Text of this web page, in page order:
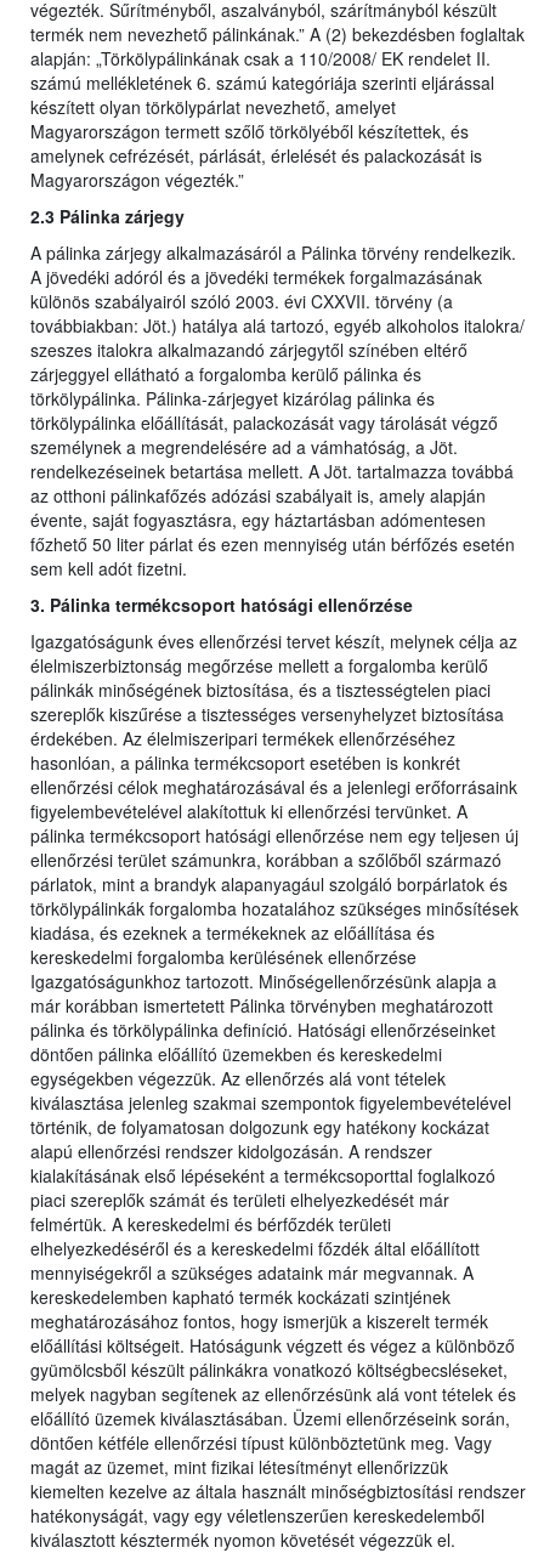
végezték. Sűrítményből, aszalványból, szárítmányból készült
termék nem nevezhető pálinkának.” A (2) bekezdésben foglaltak
alapján: „Törkölypálinkának csak a 110/2008/ EK rendelet II.
számú mellékletének 6. számú kategóriája szerinti eljárással
készített olyan törkölypárlat nevezhető, amelyet
Magyarországon termett szőlő törkölyéből készítettek, és
amelynek cefrézését, párlását, érlelését és palackozását is
Magyarországon végezték.”
2.3 Pálinka zárjegy
A pálinka zárjegy alkalmazásáról a Pálinka törvény rendelkezik.
A jövedéki adóról és a jövedéki termékek forgalmazásának
különös szabályairól szóló 2003. évi CXXVII. törvény (a
továbbiakban: Jöt.) hatálya alá tartozó, egyéb alkoholos italokra/
szeszes italokra alkalmazandó zárjegytől színében eltérő
zárjeggyel ellátható a forgalomba kerülő pálinka és
törkölypálinka. Pálinka-zárjegyet kizárólag pálinka és
törkölypálinka előállítását, palackozását vagy tárolását végző
személynek a megrendelésére ad a vámhatóság, a Jöt.
rendelkezéseinek betartása mellett. A Jöt. tartalmazza továbbá
az otthoni pálinkafőzés adózási szabályait is, amely alapján
évente, saját fogyasztásra, egy háztartásban adómentesen
főzhető 50 liter párlat és ezen mennyiség után bérfőzés esetén
sem kell adót fizetni.
3. Pálinka termékcsoport hatósági ellenőrzése
Igazgatóságunk éves ellenőrzési tervet készít, melynek célja az
élelmiszerbiztonság megőrzése mellett a forgalomba kerülő
pálinkák minőségének biztosítása, és a tisztességtelen piaci
szereplők kiszűrése a tisztességes versenyhelyzet biztosítása
érdekében. Az élelmiszeripari termékek ellenőrzéséhez
hasonlóan, a pálinka termékcsoport esetében is konkrét
ellenőrzési célok meghatározásával és a jelenlegi erőforrásaink
figyelembevételével alakítottuk ki ellenőrzési tervünket. A
pálinka termékcsoport hatósági ellenőrzése nem egy teljesen új
ellenőrzési terület számunkra, korábban a szőlőből származó
párlatok, mint a brandyk alapanyagául szolgáló borpárlatok és
törkölypálinkák forgalomba hozatalához szükséges minősítések
kiadása, és ezeknek a termékeknek az előállítása és
kereskedelmi forgalomba kerülésének ellenőrzése
Igazgatóságunkhoz tartozott. Minőségellenőrzésünk alapja a
már korábban ismertetett Pálinka törvényben meghatározott
pálinka és törkölypálinka definíció. Hatósági ellenőrzéseinket
döntően pálinka előállító üzemekben és kereskedelmi
egységekben végezzük. Az ellenőrzés alá vont tételek
kiválasztása jelenleg szakmai szempontok figyelembevételével
történik, de folyamatosan dolgozunk egy hatékony kockázat
alapú ellenőrzési rendszer kidolgozásán. A rendszer
kialakításának első lépéseként a termékcsoporttal foglalkozó
piaci szereplők számát és területi elhelyezkedését már
felmértük. A kereskedelmi és bérfőzdék területi
elhelyezkedéséről és a kereskedelmi főzdék által előállított
mennyiségekről a szükséges adataink már megvannak. A
kereskedelemben kapható termék kockázati szintjének
meghatározásához fontos, hogy ismerjük a kiszerelt termék
előállítási költségeit. Hatóságunk végzett és végez a különböző
gyümölcsből készült pálinkákra vonatkozó költségbecsléseket,
melyek nagyban segítenek az ellenőrzésünk alá vont tételek és
előállító üzemek kiválasztásában. Üzemi ellenőrzéseink során,
döntően kétféle ellenőrzési típust különböztetünk meg. Vagy
magát az üzemet, mint fizikai létesítményt ellenőrizzük
kiemelten kezelve az általa használt minőségbiztosítási rendszer
hatékonyságát, vagy egy véletlenszerűen kereskedelemből
kiválasztott késztermék nyomon követését végezzük el.